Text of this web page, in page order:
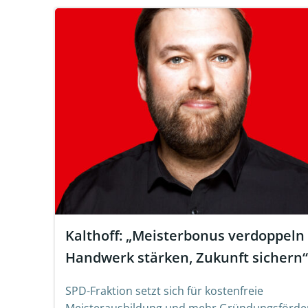
Kalthoff: „Meisterbonus verdoppeln
Handwerk stärken, Zukunft sichern“
SPD-Fraktion setzt sich für kostenfreie